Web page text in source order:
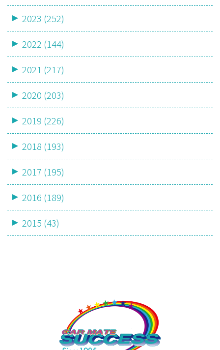
2023 (252)
2022 (144)
2021 (217)
2020 (203)
2019 (226)
2018 (193)
2017 (195)
2016 (189)
2015 (43)